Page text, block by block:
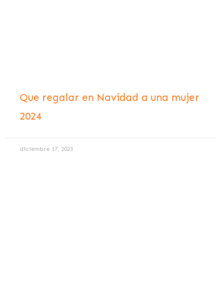
Que regalar en Navidad a una mujer
2024
diciembre 17, 2023